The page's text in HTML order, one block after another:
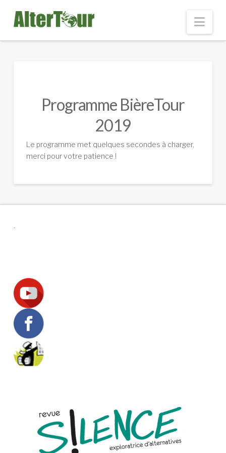
Programme BièreTour
2019
Le programme met quelques secondes à charger,
merci pour votre patience !